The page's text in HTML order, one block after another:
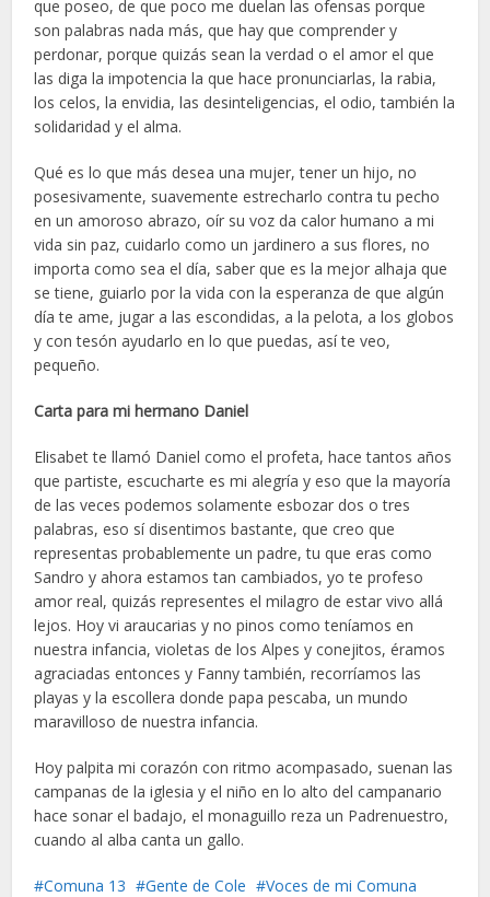
que poseo, de que poco me duelan las ofensas porque
son palabras nada más, que hay que comprender y
perdonar, porque quizás sean la verdad o el amor el que
las diga la impotencia la que hace pronunciarlas, la rabia,
los celos, la envidia, las desinteligencias, el odio, también la
solidaridad y el alma.
Qué es lo que más desea una mujer, tener un hijo, no
posesivamente, suavemente estrecharlo contra tu pecho
en un amoroso abrazo, oír su voz da calor humano a mi
vida sin paz, cuidarlo como un jardinero a sus flores, no
importa como sea el día, saber que es la mejor alhaja que
se tiene, guiarlo por la vida con la esperanza de que algún
día te ame, jugar a las escondidas, a la pelota, a los globos
y con tesón ayudarlo en lo que puedas, así te veo,
pequeño.
Carta para mi hermano Daniel
Elisabet te llamó Daniel como el profeta, hace tantos años
que partiste, escucharte es mi alegría y eso que la mayoría
de las veces podemos solamente esbozar dos o tres
palabras, eso sí disentimos bastante, que creo que
representas probablemente un padre, tu que eras como
Sandro y ahora estamos tan cambiados, yo te profeso
amor real, quizás representes el milagro de estar vivo allá
lejos. Hoy vi araucarias y no pinos como teníamos en
nuestra infancia, violetas de los Alpes y conejitos, éramos
agraciadas entonces y Fanny también, recorríamos las
playas y la escollera donde papa pescaba, un mundo
maravilloso de nuestra infancia.
Hoy palpita mi corazón con ritmo acompasado, suenan las
campanas de la iglesia y el niño en lo alto del campanario
hace sonar el badajo, el monaguillo reza un Padrenuestro,
cuando al alba canta un gallo.
Comuna 13 Gente de Cole Voces de mi Comuna